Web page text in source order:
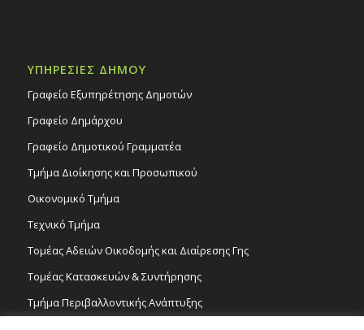
ΥΠΗΡΕΣΙΕΣ ΔΗΜΟΥ
Γραφείο Εξυπηρέτησης Δημοτών
Γραφείο Δημάρχου
Γραφείο Δημοτικού Γραμματέα
Τμήμα Διοίκησης και Προσωπικού
Οικονομικό Τμήμα
Τεχνικό Τμήμα
Τομέας Αδειών Οικοδομής και Διαίρεσης Γης
Τομέας Κατασκευών & Συντήρησης
Τμήμα Περιβαλλοντικής Ανάπτυξης